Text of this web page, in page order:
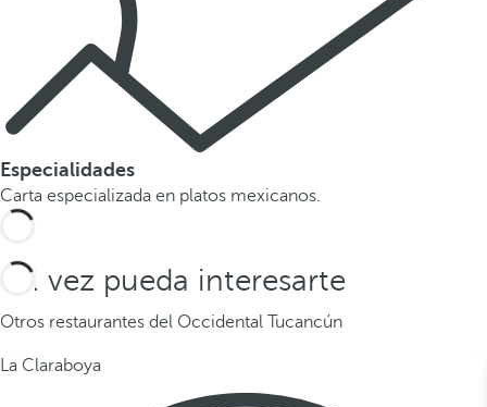
Especialidades
Carta especializada en platos mexicanos.
Tal vez pueda interesarte
Otros restaurantes del Occidental Tucancún
La Claraboya